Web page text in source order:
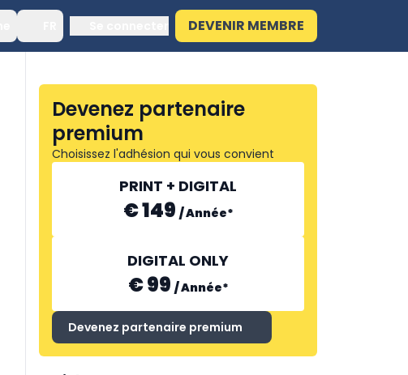
DEVENIR MEMBRE
Devenez partenaire
premium
Choisissez l'adhésion qui vous convient
PRINT + DIGITAL
€ 149 /Année*
DIGITAL ONLY
€ 99 /Année*
Devenez partenaire premium